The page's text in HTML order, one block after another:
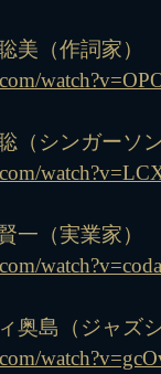
美（作詞家）
（シンガーソ
一（実業家）
奥島（ジャズシ